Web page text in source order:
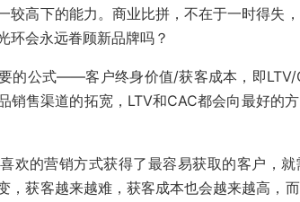
较高下的能力。商业比拼，不在于一时得失
环会永远眷顾新品牌吗？
的公式——客户终身价值/获客成本，即LTV/
销售渠道的拓宽，LTV和CAC都会向最好的
欢的营销方式获得了最容易获取的客户，
，获客越来越难，获客成本也会越来越高，